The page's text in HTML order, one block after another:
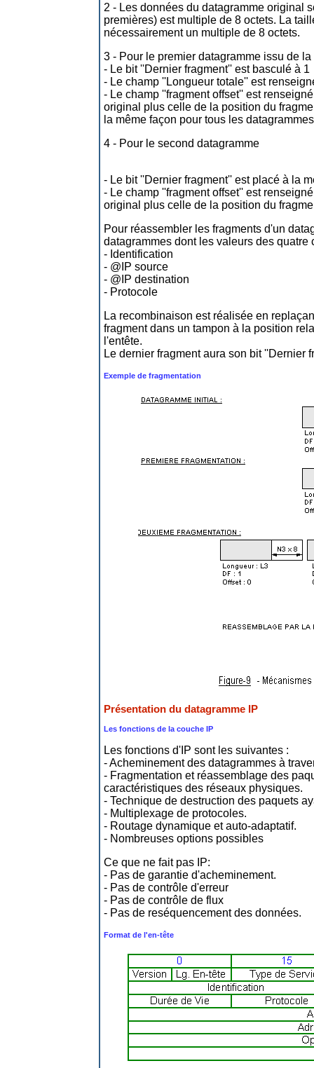
2 - Les données du datagramme original
premières) est multiple de 8 octets. La
nécessairement un multiple de 8 octets.
3 - Pour le premier datagramme issu de
- Le bit ''Dernier fragment'' est basculé à 1
- Le champ ''Longueur totale'' est
- Le champ ''fragment offset'' est
original plus celle de la position du
la même façon pour tous les
4 - Pour le second datagramme
- Le bit ''Dernier fragment'' est placé à la
- Le champ ''fragment offset'' est
original plus celle de la position du
Pour réassembler les fragments d'un
datagrammes dont les valeurs des
- Identification
- @IP source
- @IP destination
- Protocole
La recombinaison est réalisée en
fragment dans un tampon à la position
l'entête.
Le dernier fragment aura son bit ''Dernier
Exemple de fragmentation
Présentation du datagramme IP
Les fonctions de la couche IP
Les fonctions d'IP sont les suivantes :
- Acheminement des datagrammes à
- Fragmentation et réassemblage des
caractéristiques des réseaux physiques.
- Technique de destruction des paquets
- Multiplexage de protocoles.
- Routage dynamique et auto-adaptatif.
- Nombreuses options possibles
Ce que ne fait pas IP:
- Pas de garantie d'acheminement.
- Pas de contrôle d'erreur
- Pas de contrôle de flux
- Pas de reséquencement des données.
Format de l'en-tête